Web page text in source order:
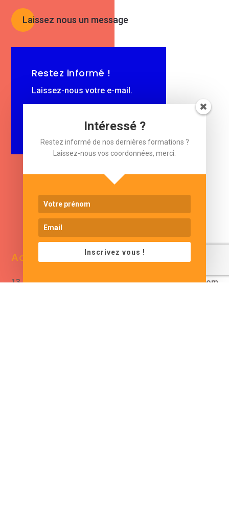
Laissez nous un message
Restez informé !
Laissez-nous votre e-mail.
Adresse
13 bis rue de Baracca
Contacts
contact@cjformation.com
Intéressé ?
Restez informé de nos dernières formations ?
Laissez-nous vos coordonnées, merci.
Inscrivez vous !